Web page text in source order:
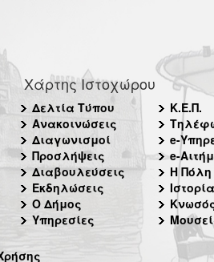
Χάρτης Ιστοχώρου
Δελτία Τύπου
Ανακοινώσεις
Διαγωνισμοί
Προσλήψεις
Διαβουλεύσεις
Εκδηλώσεις
Ο Δήμος
Υπηρεσίες
Κ.Ε.Π.
e-
e-
Η Πόλη
Ιστορία